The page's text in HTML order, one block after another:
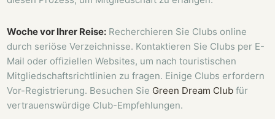
Woche vor Ihrer Reise: Recherchieren Sie Clubs online
durch seriöse Verzeichnisse. Kontaktieren Sie Clubs per E-
Mail oder offiziellen Websites, um nach touristischen
Mitgliedschaftsrichtlinien zu fragen. Einige Clubs erfordern
Vor-Registrierung. Besuchen Sie Green Dream Club für
vertrauenswürdige Club-Empfehlungen.